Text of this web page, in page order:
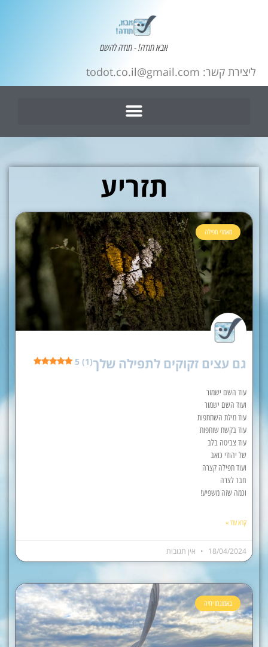
אבא תודה! - תודה להשם
ליצירת קשר: todot.co.il@gmail.com
תזריע
מאמרי תפילה
גם עצים זקוקים לתפילה שלך5 (1)
עוד השם ישמור
ועוד השם ישמור
עוד מילת השתתפות
עוד בקשת שותפות
עוד צביטה בלב
של יהודי כואב
ועוד תפילה קצרה
חבר לצרה
וכמה שזה משפיע!
קרא עוד »
18/04/2024 אין תגובות
באמונתו יחיה